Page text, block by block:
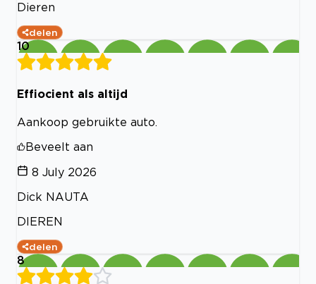
Dieren
delen
10
Effiocient als altijd
Aankoop gebruikte auto.
Beveelt aan
8 July 2026
Dick NAUTA
DIEREN
delen
8